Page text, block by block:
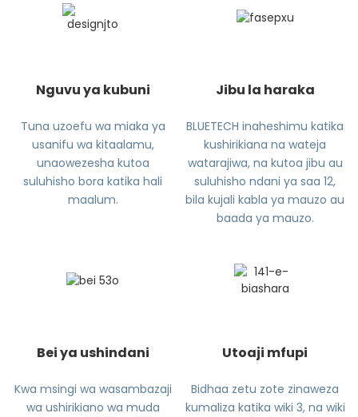
Nguvu ya kubuni
Tuna uzoefu wa miaka ya
usanifu wa kitaalamu,
unaowezesha kutoa
suluhisho bora katika hali
maalum.
Jibu la haraka
BLUETECH inaheshimu katika
kushirikiana na wateja
watarajiwa, na kutoa jibu au
suluhisho ndani ya saa 12,
bila kujali kabla ya mauzo au
baada ya mauzo.
Bei ya ushindani
Kwa msingi wa wasambazaji
wa ushirikiano wa muda
Utoaji mfupi
Bidhaa zetu zote zinaweza
kumaliza katika wiki 3, na wiki